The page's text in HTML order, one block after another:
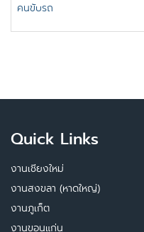
คนขับรถ
Quick Links
งานเชียงใหม่
งานสงขลา (หาดใหญ่)
งานภูเก็ต
งานขอนแก่น